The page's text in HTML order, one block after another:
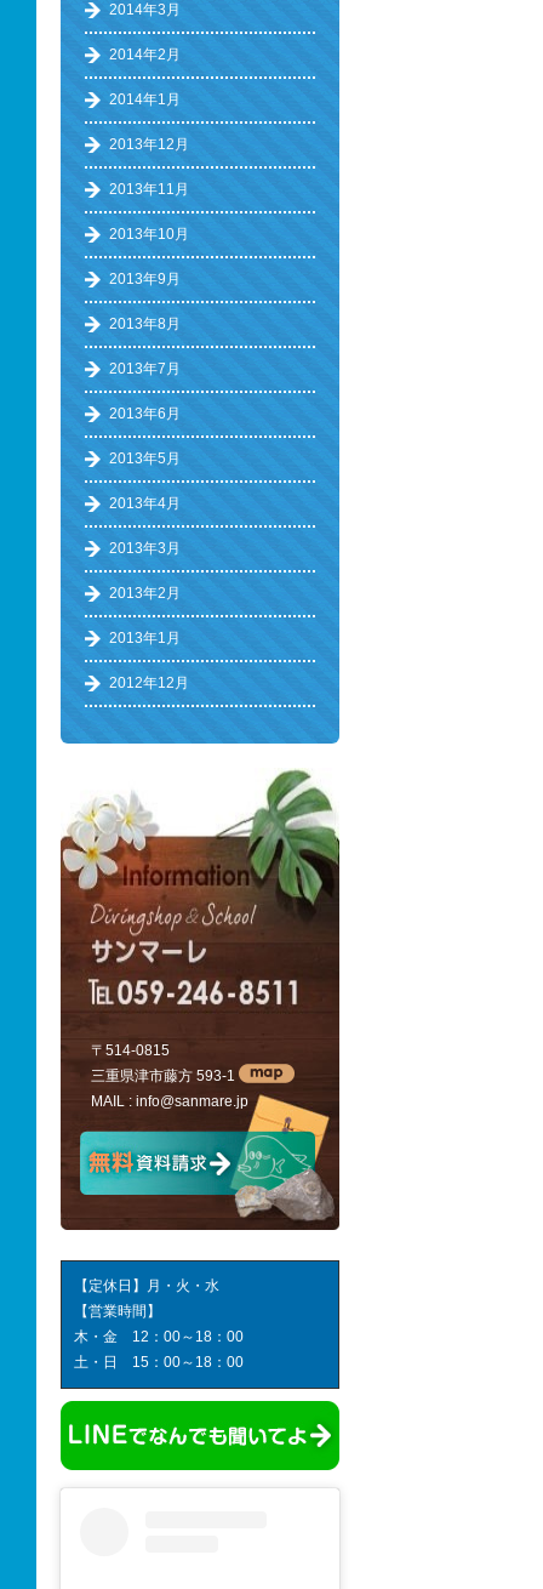
2014年3月
2014年2月
2014年1月
2013年12月
2013年11月
2013年10月
2013年9月
2013年8月
2013年7月
2013年6月
2013年5月
2013年4月
2013年3月
2013年2月
2013年1月
2012年12月
〒514-0815
三重県津市藤方 593-1
MAIL : info@sanmare.jp
【定休日】月・火・水
【営業時間】
木・金 12：00～18：00
土・日 15：00～18：00